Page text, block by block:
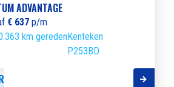
ADVANTAGE
€ 637 p/m
km geredenKenteken
P253BD